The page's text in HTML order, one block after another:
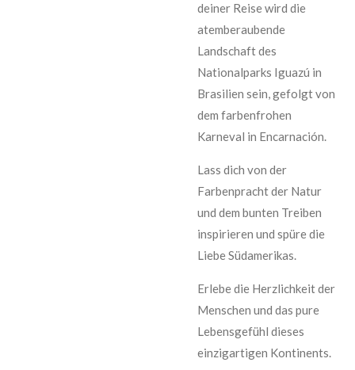
deiner Reise wird die
atemberaubende
Landschaft des
Nationalparks Iguazú in
Brasilien sein, gefolgt von
dem farbenfrohen
Karneval in Encarnación.
Lass dich von der
Farbenpracht der Natur
und dem bunten Treiben
inspirieren und spüre die
Liebe Südamerikas.
Erlebe die Herzlichkeit der
Menschen und das pure
Lebensgefühl dieses
einzigartigen Kontinents.